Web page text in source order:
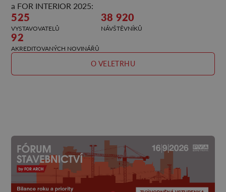
a FOR INTERIOR 2025:
525
VYSTAVOVATELŮ
38 920
NÁVŠTĚVNÍKŮ
92
AKREDITOVANÝCH NOVINÁŘŮ
O VELETRHU